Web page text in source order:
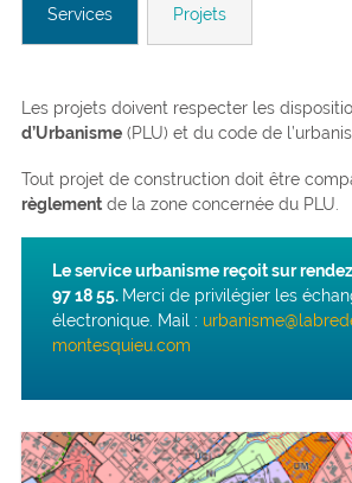
Services Projets
Les projets doivent respecter les
d’Urbanisme(PLU) et du code de
Tout projet de construction doit être
règlementde la zone concernée du PLU.
Le service urbanisme reçoit sur
97 18 55. Merci de privilégier les
électronique. Mail :
montesquieu.com